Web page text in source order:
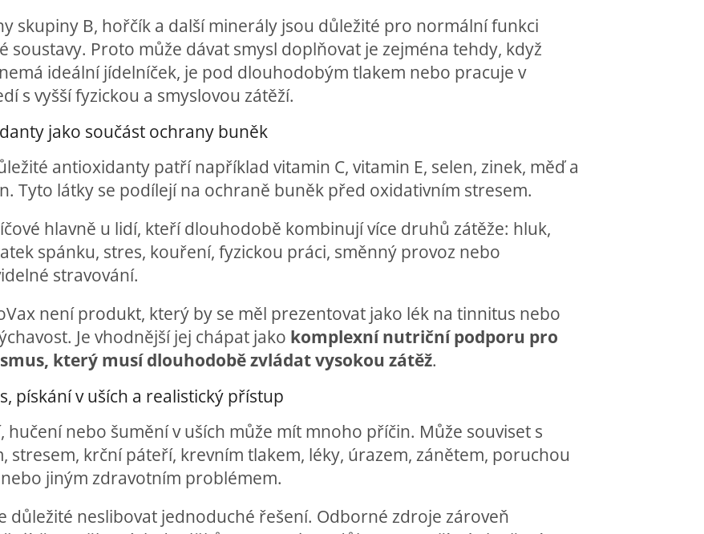
skupiny B, hořčík a další minerály jsou důležité pro normální funkci
soustavy. Proto může dávat smysl doplňovat je zejména tehdy, když
ideální jídelníček, je pod dlouhodobým tlakem nebo pracuje v
s vyšší fyzickou a smyslovou zátěží.
jako součást ochrany buněk
antioxidanty patří například vitamin C, vitamin E, selen, zinek, měď a
Tyto látky se podílejí na ochraně buněk před oxidativním stresem.
hlavně u lidí, kteří dlouhodobě kombinují více druhů zátěže: hluk,
spánku, stres, kouření, fyzickou práci, směnný provoz nebo
stravování.
není produkt, který by se měl prezentovat jako lék na tinnitus nebo
Je vhodnější jej chápat jako komplexní nutriční podporu pro
který musí dlouhodobě zvládat vysokou zátěž.
pískání v uších a realistický přístup
hučení nebo šumění v uších může mít mnoho příčin. Může souviset s
stresem, krční páteří, krevním tlakem, léky, úrazem, zánětem, poruchou
jiným zdravotním problémem.
důležité neslibovat jednoduché řešení. Odborné zdroje zároveň